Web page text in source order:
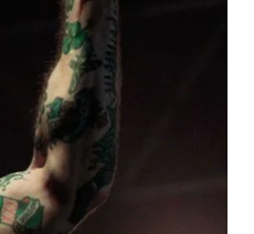
Майдану.
та закликів
не хуже пули!»,
в зеленом!»,
Не оставайтесь в
підтримку
допис із піснею